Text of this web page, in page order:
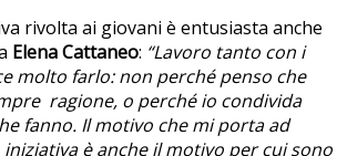
rivolta ai giovani è entusiasta anche
Elena Cattaneo: “Lavoro tanto con i
molto farlo: non perché penso che
ragione, o perché io condivida
fanno. Il motivo che mi porta ad
è anche il motivo per cui sono